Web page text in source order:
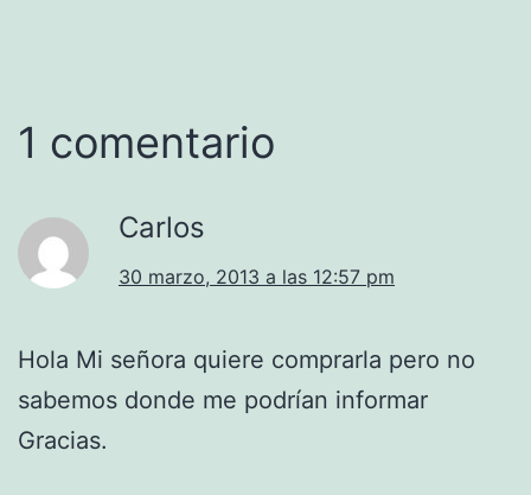
1 comentario
Carlos
30 marzo, 2013 a las 12:57 pm
Hola Mi señora quiere comprarla pero no
sabemos donde me podrían informar
Gracias.